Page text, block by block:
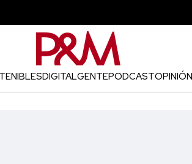
DIGITALGENTEPODCASTOPINIÓN